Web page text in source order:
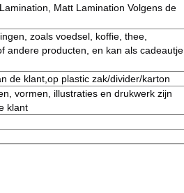
Matt Lamination Volgens de
zoals voedsel, koffie, thee,
andere producten, en kan als cadeautje
de klant,op plastic zak/divider/karton
vormen, illustraties en drukwerk zijn
klant